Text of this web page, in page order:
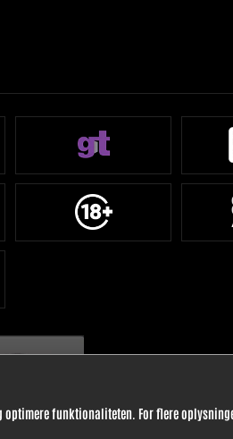
funktionaliteten. For flere